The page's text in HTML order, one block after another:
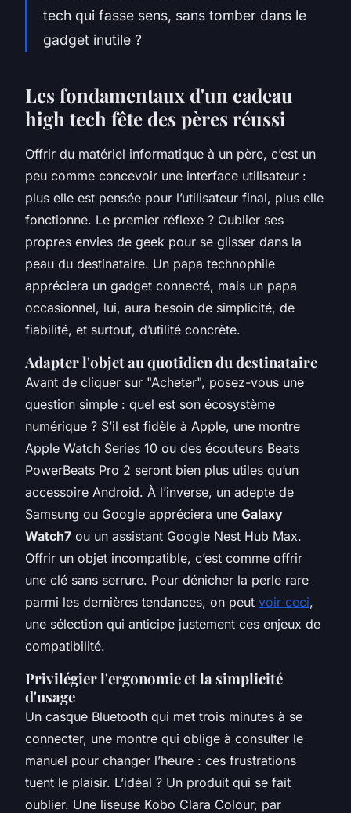
tech qui fasse sens, sans tomber dans le
gadget inutile ?
Les fondamentaux d'un cadeau
high tech fête des pères réussi
Offrir du matériel informatique à un père, c’est un
peu comme concevoir une interface utilisateur :
plus elle est pensée pour l’utilisateur final, plus elle
fonctionne. Le premier réflexe ? Oublier ses
propres envies de geek pour se glisser dans la
peau du destinataire. Un papa technophile
appréciera un gadget connecté, mais un papa
occasionnel, lui, aura besoin de simplicité, de
fiabilité, et surtout, d’utilité concrète.
Adapter l'objet au quotidien du destinataire
Avant de cliquer sur "Acheter", posez-vous une
question simple : quel est son écosystème
numérique ? S’il est fidèle à Apple, une montre
Apple Watch Series 10 ou des écouteurs Beats
PowerBeats Pro 2 seront bien plus utiles qu’un
accessoire Android. À l’inverse, un adepte de
Samsung ou Google appréciera une Galaxy
Watch7 ou un assistant Google Nest Hub Max.
Offrir un objet incompatible, c’est comme offrir
une clé sans serrure. Pour dénicher la perle rare
parmi les dernières tendances, on peut voir ceci,
une sélection qui anticipe justement ces enjeux de
compatibilité.
Privilégier l'ergonomie et la simplicité
d'usage
Un casque Bluetooth qui met trois minutes à se
connecter, une montre qui oblige à consulter le
manuel pour changer l’heure : ces frustrations
tuent le plaisir. L’idéal ? Un produit qui se fait
oublier. Une liseuse Kobo Clara Colour, par